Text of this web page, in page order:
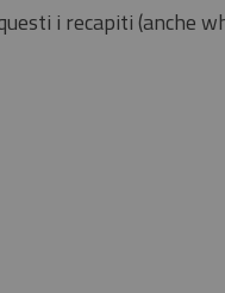
i recapiti (anche